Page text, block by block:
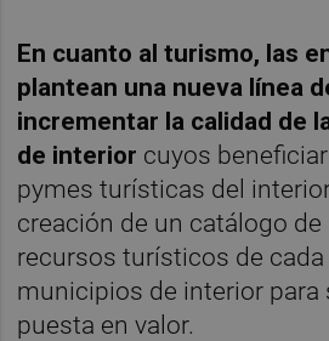
En cuanto al turismo, las
plantean una nueva línea
incrementar la calidad de
de interior cuyos
pymes turísticas del
creación de un catálogo
recursos turísticos de
municipios de interior para
puesta en valor.